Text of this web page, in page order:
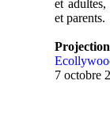
et
et parents.
Projection
7 octobre